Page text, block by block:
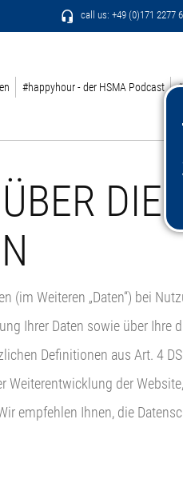
call us: +49 (0)171 2277
#happyhour - der HSMA Podcast
DIE
Weiteren „Daten“) bei
Ihrer Daten sowie über Ihre
Definitionen aus Art. 4
der
empfehlen Ihnen, die